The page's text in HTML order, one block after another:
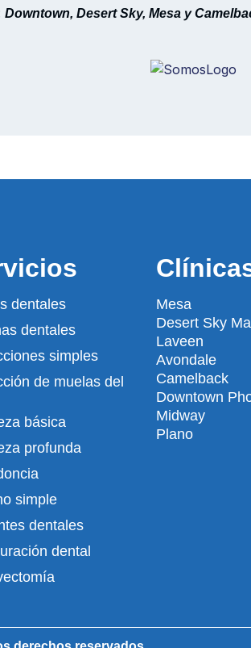
Downtown, Desert Sky, Mesa y
dentales
dentales
simples
de muelas del
básica
profunda
simple
dentales
dental
Mesa
Desert Sky Mall
Laveen
Avondale
Camelback
Downtown
Midway
Plano